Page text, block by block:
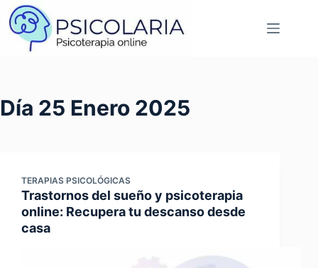
Saltar
contenido
Día 25 Enero 2025
TERAPIAS PSICOLÓGICAS
Trastornos del sueño y psicoterapia
online: Recupera tu descanso desde
casa